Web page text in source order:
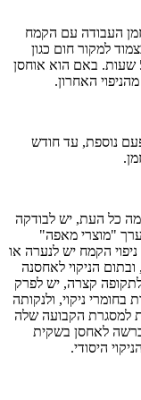
העבודה עם הקמח
למקור חום כגון
תנור פועל וכיו"ב, יש לנפותו פעם נוספת לאחר 5 שעות. באם הוא אוחסן
נוספת, עד חודש
כל העת, יש לבודקה
"מוצרי מאפה"
הקמח יש לנערה או
הניקוי לאחסנה
לתקופה קצרה, יש לפרק
ניקוי, ולנקותה
למסגרת הקבועה שלה
לאחסן בשקית
היסודי.